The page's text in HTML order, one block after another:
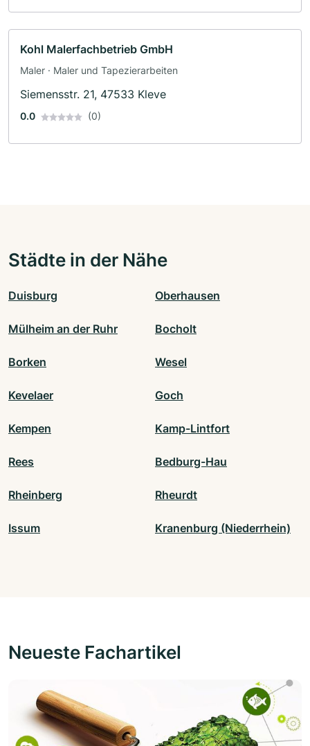
Kohl Malerfachbetrieb GmbH
Maler · Maler und Tapezierarbeiten
Siemensstr. 21, 47533 Kleve
0.0 (0)
Städte in der Nähe
Duisburg Oberhausen
Mülheim an der Ruhr Bocholt
Borken Wesel
Kevelaer Goch
Kempen Kamp-Lintfort
Rees Bedburg-Hau
Rheinberg Rheurdt
Issum Kranenburg (Niederrhein)
Neueste Fachartikel